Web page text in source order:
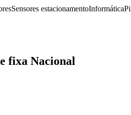
Sensores estacionamentoInformática
fixa Nacional